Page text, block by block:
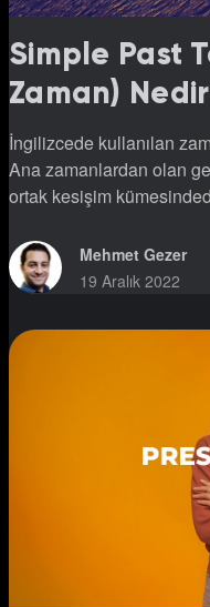
Simple Past
Zaman)
İngilizcede kullanılan
Ana zamanlardan olan
ortak kesişim
Mehmet Gezer
19 Aralık 2022